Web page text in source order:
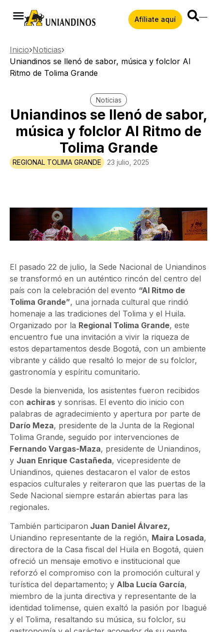
Afíliate aquí
Inicio Noticias
Uniandinos se llenó de sabor, música y folclor Al
Ritmo de Tolima Grande
Noticias
Uniandinos se llenó de sabor,
música y folclor Al Ritmo de
Tolima Grande
REGIONAL TOLIMA GRANDE 23 julio, 2025
El pasado 22 de julio, la Sede Nacional de Uniandinos
se transformó en un auténtico rincón del centro del
país con la celebración del evento “Al Ritmo de
Tolima Grande”, una jornada cultural que rindió
homenaje a las tradiciones del Tolima y el Huila.
Organizado por la Regional Tolima Grande, este
encuentro fue una invitación a vivir la riqueza de
estos departamentos desde Bogotá, con un ambiente
vibrante y cálido que resaltó lo mejor de su folclor,
gastronomía y espíritu comunitario.
Desde la bienvenida, los asistentes fueron recibidos
con achiras y sonrisas. El evento dio inicio con
palabras de agradecimiento y apertura por parte de
Darío Meza, presidente de la Junta de la Regional
Tolima Grande, seguido por intervenciones de
Fernando Vargas-Maza, presidente de Uniandinos,
y Juan Enrique Castañeda, vicepresidente de
Uniandinos, quienes destacaron el valor de estos
espacios culturales y reiteraron que las puertas de la
Sede Nacional siempre estarán abiertas para las
regionales.
También participaron Juan Daniel Álvarez,
Uniandino representante de la región, Maira Losada,
directora de la Casa fiscal del Huila en Bogotá, quien
ofreció un mensaje emotivo e institucional que
reforzó el compromiso con la promoción cultural y
turística del departamento; y Alba Lucía García,
miembro de la junta directiva y representante de la
identidad tolimense, quien exaltó la pasión por Ibagué
y el Tolima, resaltando su música, su folclor, su